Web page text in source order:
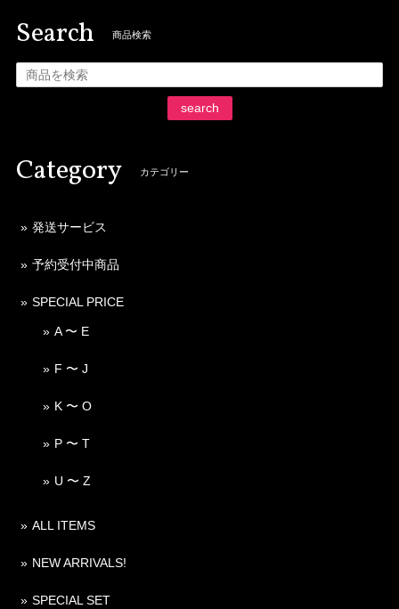
Search 商品検索
search
Category カテゴリー
発送サービス
予約受付中商品
SPECIAL PRICE
A 〜 E
F 〜 J
K 〜 O
P 〜 T
U 〜 Z
ALL ITEMS
NEW ARRIVALS!
SPECIAL SET